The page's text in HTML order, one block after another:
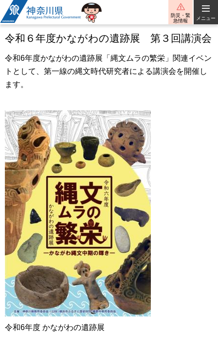
神奈川県
防災・緊
急情報
メニュー
令和６年度かながわの遺跡展 第３回講演会
令和6年度かながわの遺跡展「縄文ムラの繁栄」関連イベン
トとして、第一線の縄文時代研究者による講演会を開催し
ます。
令和6年度 かながわの遺跡展